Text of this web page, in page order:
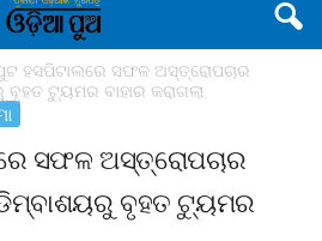
ହସପିଟାଲରେ ସଫଳ ଅସ୍ତ୍ରୋପଚାର
ଟ୍ୟୁମର ବାହାର କରାଗଲା
ସଫଳ ଅସ୍ତ୍ରୋପଚାର
ବୃହତ ଟ୍ୟୁମର